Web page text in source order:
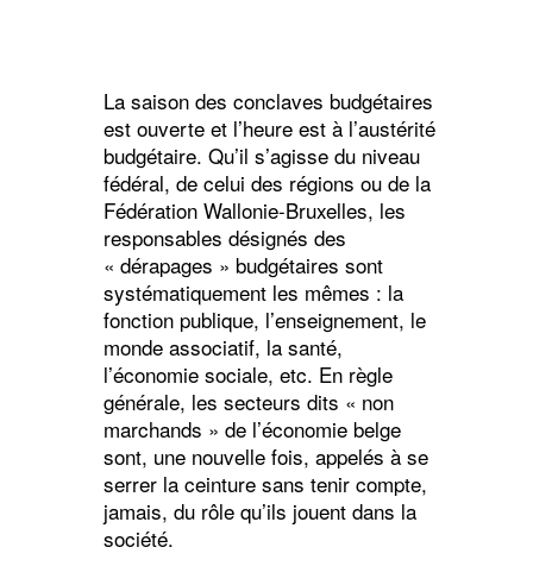
La saison des conclaves budgétaires
est ouverte et l’heure est à l’austérité
budgétaire. Qu’il s’agisse du niveau
fédéral, de celui des régions ou de la
Fédération Wallonie-Bruxelles, les
responsables désignés des
« dérapages » budgétaires sont
systématiquement les mêmes : la
fonction publique, l’enseignement, le
monde associatif, la santé,
l’économie sociale, etc. En règle
générale, les secteurs dits « non
marchands » de l’économie belge
sont, une nouvelle fois, appelés à se
serrer la ceinture sans tenir compte,
jamais, du rôle qu’ils jouent dans la
société.